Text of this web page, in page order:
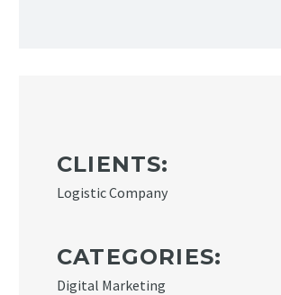
CLIENTS:
Logistic Company
CATEGORIES:
Digital Marketing